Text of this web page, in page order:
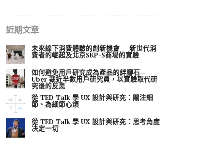
近期文章
未來線下消費體驗的創新機會 — 新世代消
費者的崛起及北京SKP-S商場的實驗
如何避免用戶研究成為產品的絆腳石—
Uber 裁近半數用戶研究員，以實驗取代研
究後的反思
從 TED Talk 學 UX 設計與研究：關注細
節、為細節心煩
從 TED Talk 學 UX 設計與研究：思考角度
决定一切